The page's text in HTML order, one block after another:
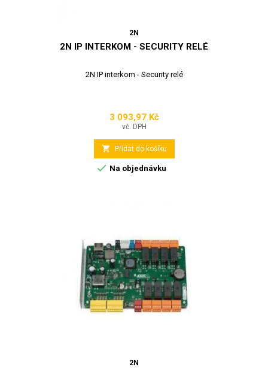
2N
2N IP INTERKOM - SECURITY RELÉ
2N IP interkom - Security relé
Cena
3 093,97 Kč
vč. DPH
 Přidat do košíku
 Na objednávku
2N